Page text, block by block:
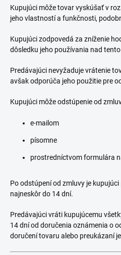
Kupujúci môže tovar vyskúšať v
jeho vlastností a funkčnosti,
Kupujúci zodpovedá za zníženie
dôsledku jeho používania nad
Predávajúci nevyžaduje vrátenie
avšak odporúča jeho použitie pre
Kupujúci môže odstúpenie od
e-mailom
písomne
prostredníctvom formulára
Po odstúpení od zmluvy je
najneskôr do 14 dní.
Predávajúci vráti kupujúcemu
14 dní od doručenia oznámenia o
doručení tovaru alebo preukázaní